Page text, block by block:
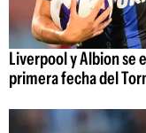
Liverpool y Albion se
primera fecha del